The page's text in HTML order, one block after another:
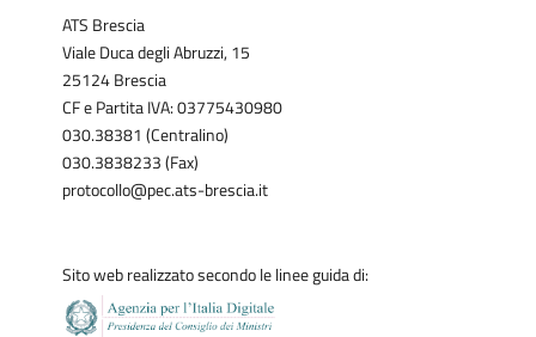
ATS Brescia
Viale Duca degli Abruzzi, 15
25124 Brescia
CF e Partita IVA: 03775430980
030.38381 (Centralino)
030.3838233 (Fax)
protocollo@pec.ats-brescia.it
Sito web realizzato secondo le linee guida di: